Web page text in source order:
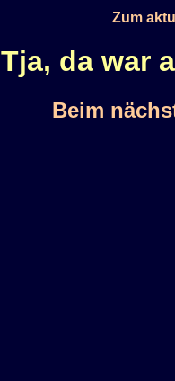
Zum
Tja, da war
Beim